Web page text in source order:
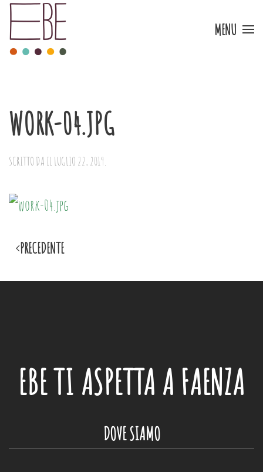
Skip to main content MENU
WORK-04.JPG
SCRITTO DA IL LUGLIO 22, 2019.
PRECEDENTE
EBETI ASPETTA A FAENZA
DOVE SIAMO